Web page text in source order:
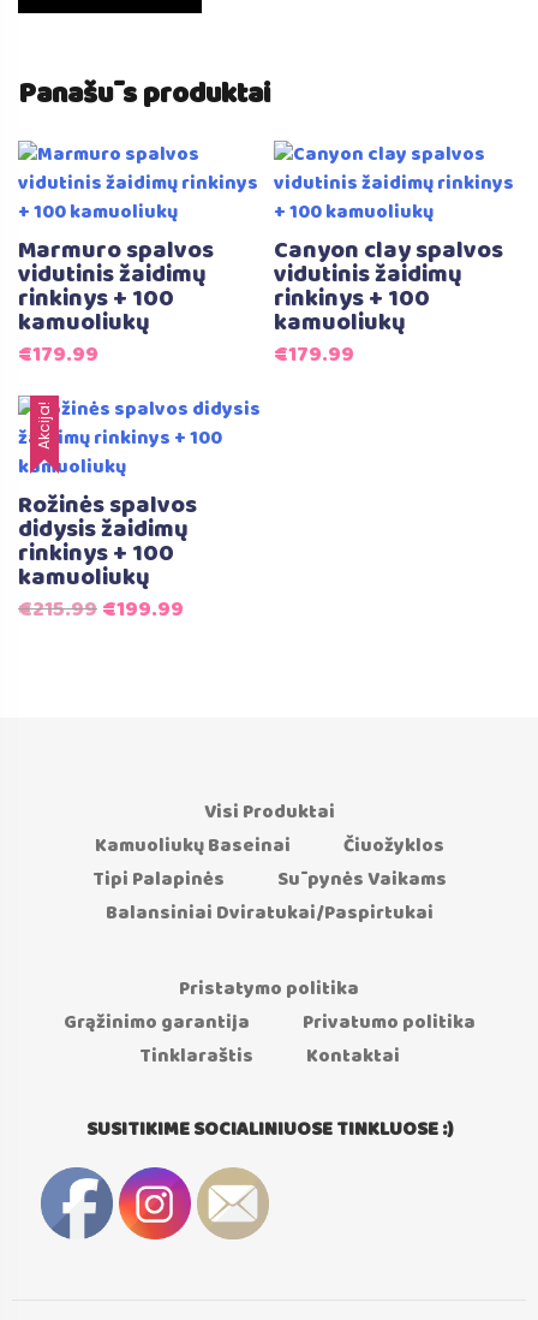
Panašūs produktai
Marmuro spalvos
vidutinis žaidimų
rinkinys + 100
kamuoliukų
€179.99
Canyon clay spalvos
vidutinis žaidimų
rinkinys + 100
kamuoliukų
€179.99
Akcija!
Rožinės spalvos
didysis žaidimų
rinkinys + 100
kamuoliukų
€215.99Original
€199.99
Visi Produktai
Kamuoliukų Baseinai
Čiuožyklos
Tipi Palapinės
Sūpynės Vaikams
Balansiniai Dviratukai/Paspirtukai
Pristatymo politika
Grąžinimo garantija
Privatumo politika
Tinklaraštis
Kontaktai
SUSITIKIME SOCIALINIUOSE TINKLUOSE :)